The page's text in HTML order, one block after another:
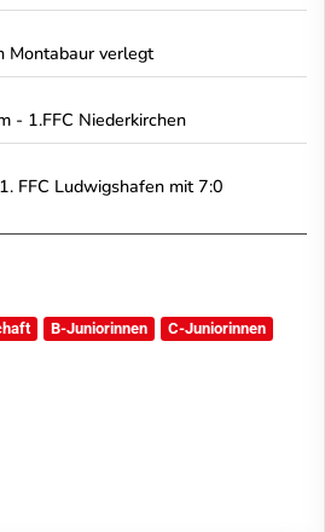
Montabaur verlegt
- 1.FFC Niederkirchen
FFC Ludwigshafen mit 7:0
B-Juniorinnen
C-Juniorinnen